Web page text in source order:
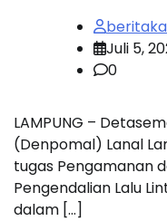
Juli 5,
0
LAMPUNG –
(Denpomal) Lanal
tugas Pengamanan
Pengendalian Lalu
dalam […]